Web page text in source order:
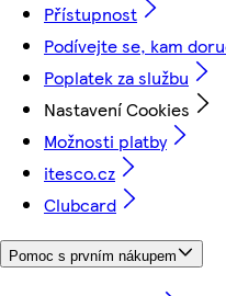
Přístupnost
Podívejte se, kam
Poplatek za službu
Nastavení Cookies
Možnosti platby
itesco.cz
Clubcard
Pomoc s prvním nákupem